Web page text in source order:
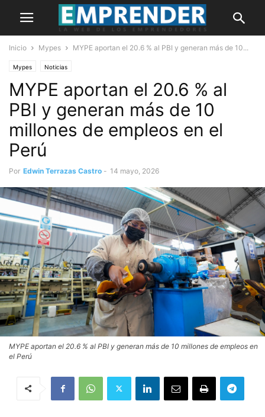
Inicio Mypes MYPE aportan el 20.6 % al PBI y generan más de 10...
Mypes Noticias
MYPE aportan el 20.6 % al
PBI y generan más de 10
millones de empleos en el
Perú
Por Edwin Terrazas Castro - 14 mayo, 2026
MYPE aportan el 20.6 % al PBI y generan más de 10 millones de empleos en
el Perú